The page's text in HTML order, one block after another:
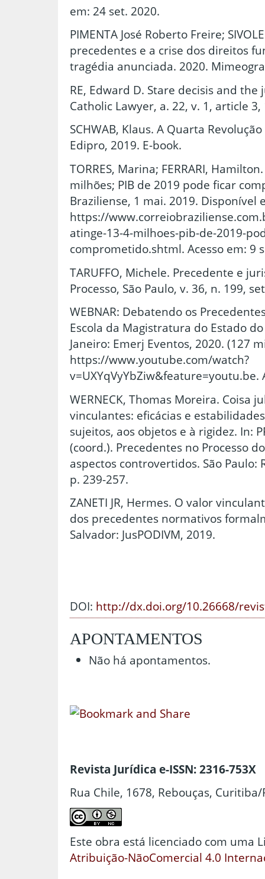
em: 24 set. 2020.
PIMENTA José Roberto Freire;
precedentes e a crise dos direitos
tragédia anunciada. 2020.
RE, Edward D. Stare decisis and the
Catholic Lawyer, a. 22, v. 1, article 3,
SCHWAB, Klaus. A Quarta
Edipro, 2019. E-book.
TORRES, Marina; FERRARI,
milhões; PIB de 2019 pode ficar
Braziliense, 1 mai. 2019. Disponível
https://
atinge-13-4-milhoes-pib-de-2019-
comprometido.shtml. Acesso em: 9
TARUFFO, Michele. Precedente e
Processo, São Paulo, v. 36, n. 199,
WEBNAR: Debatendo os
Escola da Magistratura do Estado
Janeiro: Emerj Eventos, 2020. (127
https://www.youtube.com/watch?
v=UXYqVyYbZiw&feature=youtu.be.
WERNECK, Thomas Moreira. Coisa
vinculantes: eficácias e
sujeitos, aos objetos e à rigidez. In:
(coord.). Precedentes no Processo
aspectos controvertidos. São Paulo:
p. 239-257.
ZANETI JR, Hermes. O valor
dos precedentes normativos
Salvador: JusPODIVM, 2019.
DOI: http://dx.doi.org/10.26668/
APONTAMENTOS
Não há apontamentos.
Revista Jurídica e-ISSN: 2316-753X
Rua Chile, 1678, Rebouças, Curitiba/
Este obra está licenciado com uma
Atribuição-NãoComercial 4.0